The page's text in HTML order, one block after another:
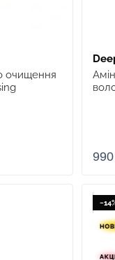
45%,
Багаторівнева
епідермісу до
тонувальні склади
Чому deeply
комплексів
очищення